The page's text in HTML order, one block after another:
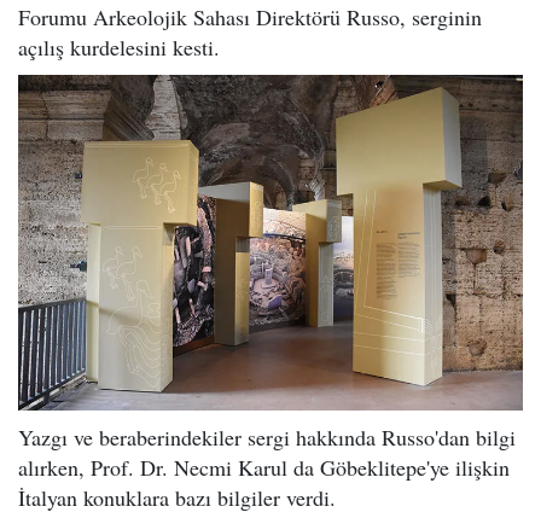
Forumu Arkeolojik Sahası Direktörü Russo, serginin
açılış kurdelesini kesti.
Yazgı ve beraberindekiler sergi hakkında Russo'dan bilgi
alırken, Prof. Dr. Necmi Karul da Göbeklitepe'ye ilişkin
İtalyan konuklara bazı bilgiler verdi.